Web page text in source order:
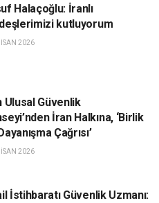
Halaçoğlu: İranlı
kutluyorum
2026
Ulusal Güvenlik
İran Halkına, ‘Birlik
Çağrısı’
2026
İstihbaratı Güvenlik Uzmanı: